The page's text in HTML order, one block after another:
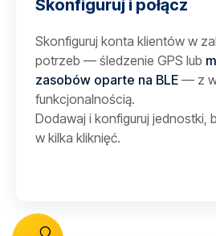
Skonfiguruj i połącz
Skonfiguruj konta klientów w
potrzeb — śledzenie GPS lub
zasobów oparte na BLE — z
funkcjonalnością.
Dodawaj i konfiguruj jednostki,
w kilka kliknięć.